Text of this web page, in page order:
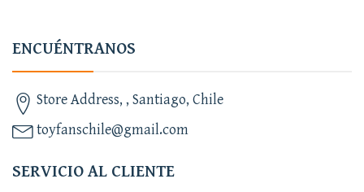
ENCUÉNTRANOS
Store Address, , Santiago, Chile
toyfanschile@gmail.com
SERVICIO AL CLIENTE